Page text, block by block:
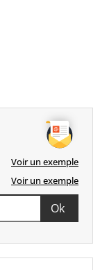
Voir un exemple
Voir un exemple